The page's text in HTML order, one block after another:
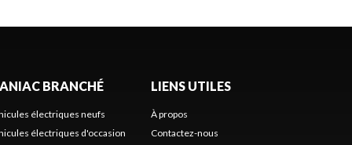
BRANCHÉ
électriques neufs
électriques d'occasion
LIENS UTILES
À propos
Contactez-nous